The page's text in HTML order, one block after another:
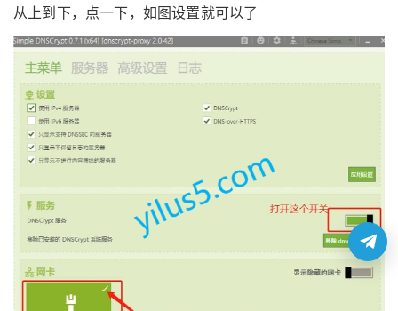
从上到下，点一下，如图设置就可以了